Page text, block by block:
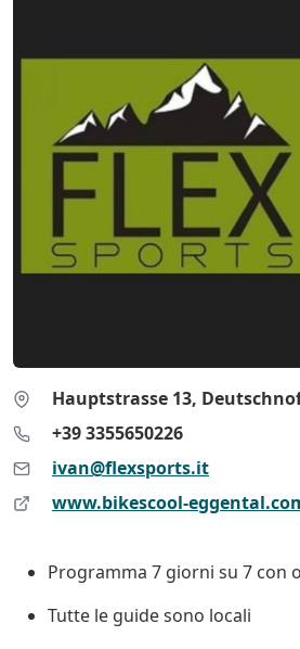
Hauptstrasse 13,
+39 3355650226
ivan@flexsports.it
www.bikescool-
Programma 7 giorni su 7 con
Tutte le guide sono locali